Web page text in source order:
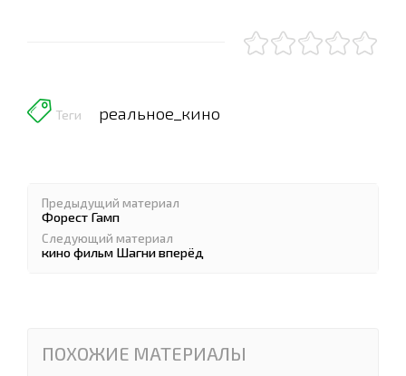
Теги реальное_кино
Предыдущий материал
Форест Гамп
Следующий материал
кино фильм Шагни вперёд
ПОХОЖИЕ МАТЕРИАЛЫ